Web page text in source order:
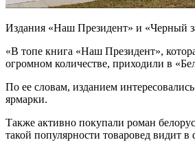
Издания «Наш Президент» и «Черный
«В топе книга «Наш Президент»,
огромном количестве, приходили в
По ее словам, изданием
ярмарки.
Также активно покупали роман
такой популярности товаровед видит